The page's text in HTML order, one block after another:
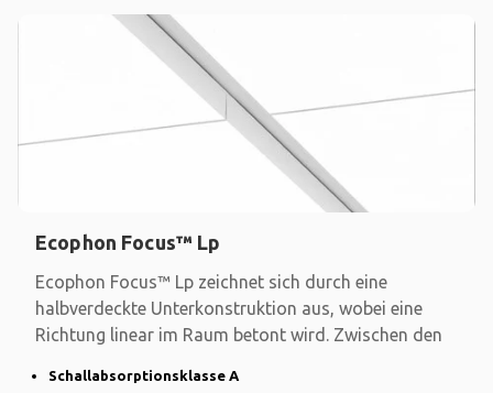
Ecophon Focus™ Lp
Ecophon Focus™ Lp zeichnet sich durch eine
halbverdeckte Unterkonstruktion aus, wobei eine
Richtung linear im Raum betont wird. Zwischen den
Schallabsorptionsklasse A